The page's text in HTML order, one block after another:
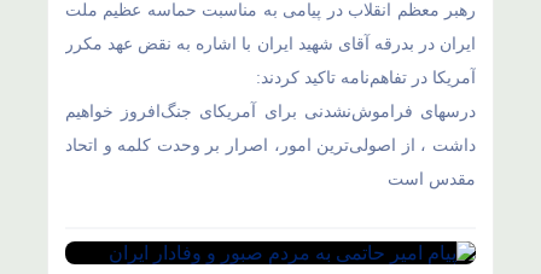
رهبر معظم انقلاب در پیامی به مناسبت حماسه عظیم ملت
ایران در بدرقه آقای شهید ایران با اشاره به نقض عهد مکرر
آمریکا در تفاهم‌نامه تاکید کردند:
درسهای فراموش‌نشدنی برای آمریکای جنگ‌افروز خواهیم
داشت ، از اصولی‌ترین امور، اصرار بر وحدت کلمه و اتحاد
مقدس است